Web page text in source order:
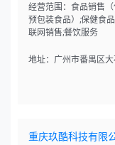
经营范围：食品销售
预包装食品）;保健食
联网销售;餐饮服务
地址：广州市番禺区
重庆玖酷科技有限